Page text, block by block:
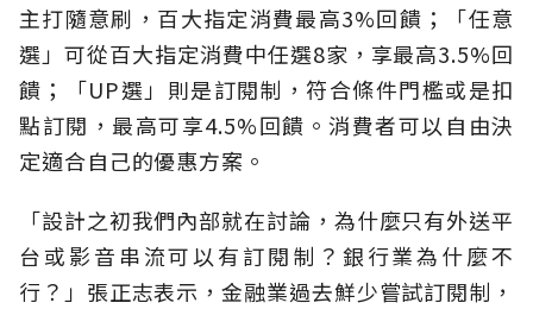
主打隨意刷，百大指定消費最高3%回饋；「任意
選」可從百大指定消費中任選8家，享最高3.5%回
饋；「UP選」則是訂閱制，符合條件門檻或是扣
點訂閱，最高可享4.5%回饋。消費者可以自由決
定適合自己的優惠方案。
「設計之初我們內部就在討論，為什麼只有外送平
台或影音串流可以有訂閱制？銀行業為什麼不
行？」張正志表示，金融業過去鮮少嘗試訂閱制，